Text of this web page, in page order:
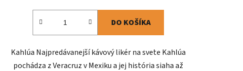
DO KOŠÍKA
Kahlúa Najpredávanejší kávový likér na svete Kahlúa
pochádza z Veracruz v Mexiku a jej história siaha až